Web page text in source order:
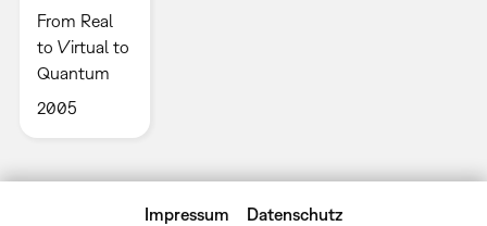
From Real
to Virtual to
Quantum
2005
Impressum Datenschutz